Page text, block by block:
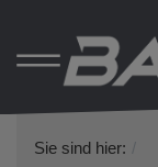
Sie sind hier: